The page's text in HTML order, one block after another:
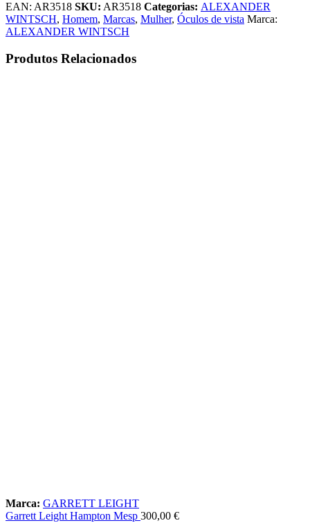
EAN: AR3518 SKU: AR3518 Categorias: ALEXANDER
WINTSCH, Homem, Marcas, Mulher, Óculos de vista Marca:
ALEXANDER WINTSCH
Produtos Relacionados
Marca: GARRETT LEIGHT
Garrett Leight Hampton Mesp 300,00 €